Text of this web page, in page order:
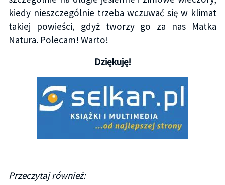
kiedy nieszczególnie trzeba wczuwać się w klimat
takiej powieści, gdyż tworzy go za nas Matka
Natura. Polecam! Warto!
Dziękuję!
Przeczytaj również: